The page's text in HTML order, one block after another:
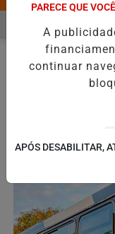
DEIXA DE FIGURAR
EM ALTA
PARECE QUE
A
continuar
APÓS DESABILITAR,